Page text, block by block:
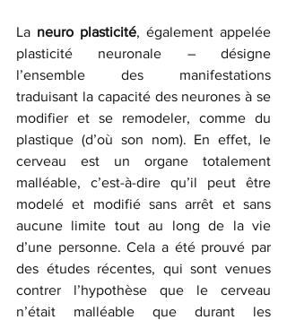
La neuro plasticité, également appelée
plasticité neuronale – désigne
l’ensemble des manifestations
traduisant la capacité des neurones à se
modifier et se remodeler, comme du
plastique (d’où son nom). En effet, le
cerveau est un organe totalement
malléable, c’est-à-dire qu’il peut être
modelé et modifié sans arrêt et sans
aucune limite tout au long de la vie
d’une personne. Cela a été prouvé par
des études récentes, qui sont venues
contrer l’hypothèse que le cerveau
n’était malléable que durant les